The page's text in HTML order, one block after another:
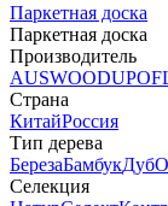
Паркетная доска
Паркетная доска
Производитель
AUSWOOD
Страна
КитайРоссия
Тип дерева
БерезаБамбукДуб
Селекция